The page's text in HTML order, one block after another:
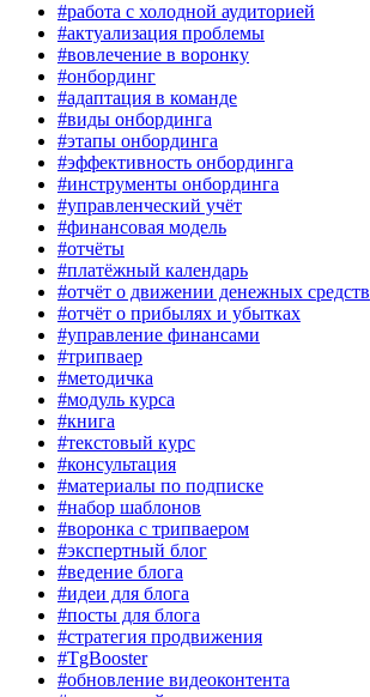
#работа с холодной аудиторией
#актуализация проблемы
#вовлечение в воронку
#онбординг
#адаптация в команде
#виды онбординга
#этапы онбординга
#эффективность онбординга
#инструменты онбординга
#управленческий учёт
#финансовая модель
#отчёты
#платёжный календарь
#отчёт о движении денежных средств
#отчёт о прибылях и убытках
#управление финансами
#трипваер
#методичка
#модуль курса
#книга
#текстовый курс
#консультация
#материалы по подписке
#набор шаблонов
#воронка с трипваером
#экспертный блог
#ведение блога
#идеи для блога
#посты для блога
#стратегия продвижения
#TgBooster
#обновление видеоконтента